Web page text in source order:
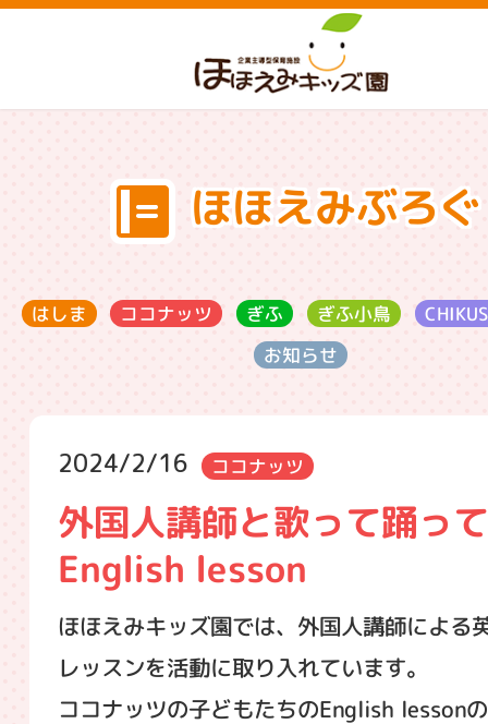
ほほえみぶろぐ
はしま ココナッツ ぎふ ぎふ小鳥
お知らせ
2024/2/16 ココナッツ
外国人講師と歌って踊って
English lesson
ほほえみキッズ園では、外国人講師による
レッスンを活動に取り入れています。
ココナッツの子どもたちのEnglish lesson